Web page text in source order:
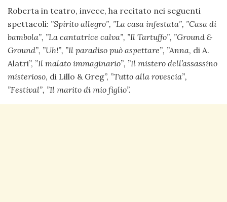
Roberta in teatro, invece, ha recitato nei seguenti
spettacoli: ”Spirito allegro”, ”La casa infestata”, ”Casa di
bambola”, ”La cantatrice calva”, ”Il Tartuffo”, ”Ground &
Ground”, ”Uh!”, ”Il paradiso può aspettare”, ”Anna, di A.
Alatri”, ”Il malato immaginario”, ”Il mistero dell’assassino
misterioso, di Lillo & Greg”, ”Tutto alla rovescia”,
”Festival”, ”Il marito di mio figlio”.